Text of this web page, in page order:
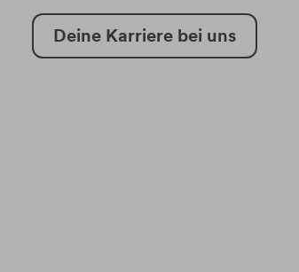
Deine Karriere bei uns